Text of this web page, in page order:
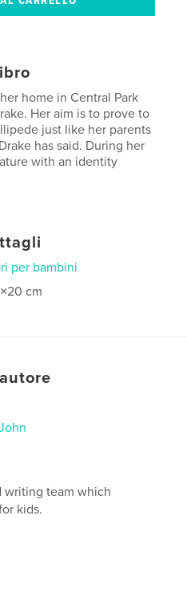
home in Central Park
Her aim is to prove to
just like her parents
has said. During her
with an identity
per bambini
cm
writing team which
kids.